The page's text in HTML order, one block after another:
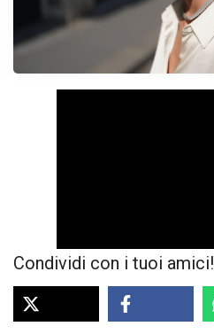
Condividi con i tuoi amici!